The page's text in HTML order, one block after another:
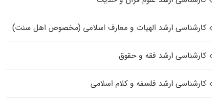
کارشناسی ارشد الهیات و معارف اسلامی (مخصوص اهل سنت)
کارشناسی ارشد فقه و حقوق
کارشناسی ارشد فلسفه و کلام اسلامی